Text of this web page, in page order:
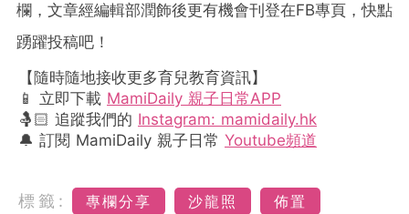
欄，文章經編輯部潤飾後更有機會刊登在FB專頁，快點
踴躍投稿吧！
【隨時隨地接收更多育兒教育資訊】
📱 立即下載 MamiDaily 親子日常APP
🤱🏻 追蹤我們的 Instagram: mamidaily.hk
🔔 訂閱 MamiDaily 親子日常 Youtube頻道
標籤: 專欄分享 沙龍照
佈置